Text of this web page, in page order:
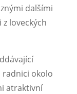
dalšími
loveckých
radnici okolo
atraktivní